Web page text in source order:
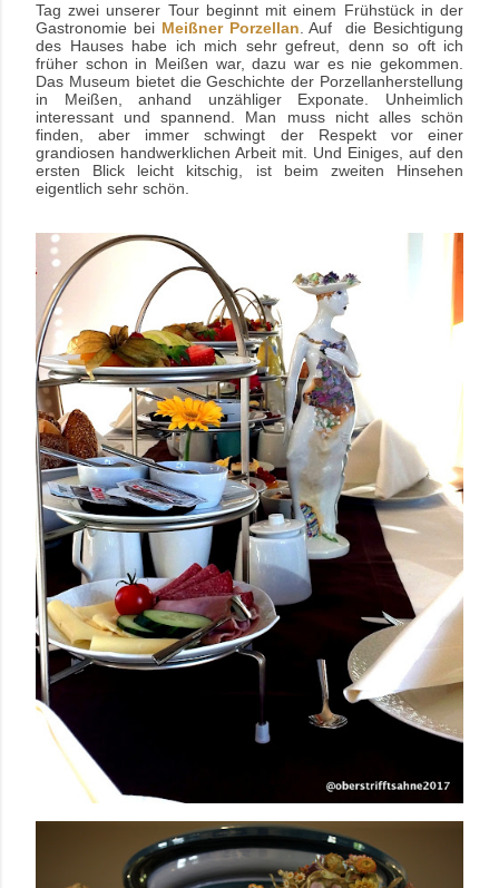
Tag zwei unserer Tour beginnt mit einem Frühstück in der
Gastronomie bei Meißner Porzellan . Auf die Besichtigung
des Hauses habe ich mich sehr gefreut, denn so oft ich
früher schon in Meißen war, dazu war es nie gekommen.
Das Museum bietet die Geschichte der Porzellanherstellung
in Meißen, anhand unzähliger Exponate. Unheimlich
interessant und spannend. Man muss nicht alles schön
finden, aber immer schwingt der Respekt vor einer
grandiosen handwerklichen Arbeit mit. Und Einiges, auf den
ersten Blick leicht kitschig, ist beim zweiten Hinsehen
eigentlich sehr schön.